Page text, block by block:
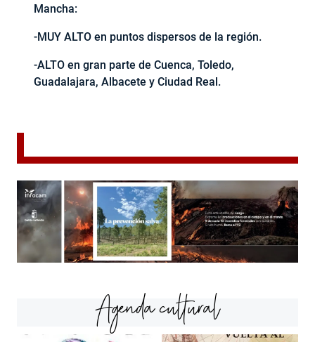
Mancha:
-MUY ALTO en puntos dispersos de la región.
-ALTO en gran parte de Cuenca, Toledo,
Guadalajara, Albacete y Ciudad Real.
Agenda cultural